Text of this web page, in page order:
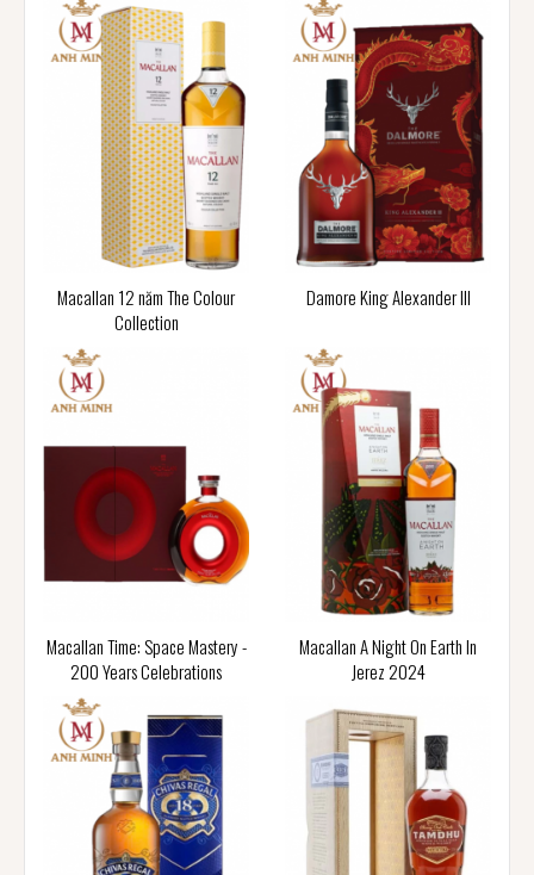
Macallan 12 năm The Colour
Collection
Damore King Alexander III
Macallan Time: Space Mastery -
200 Years Celebrations
Macallan A Night On Earth In
Jerez 2024